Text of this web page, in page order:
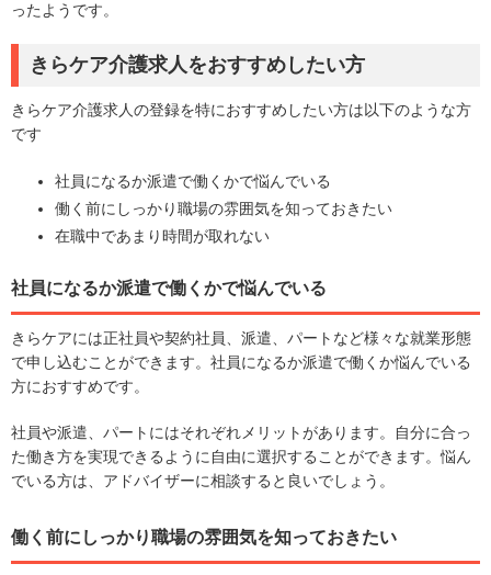
ったようです。
きらケア介護求人をおすすめしたい方
きらケア介護求人の登録を特におすすめしたい方は以下のような方
です
社員になるか派遣で働くかで悩んでいる
働く前にしっかり職場の雰囲気を知っておきたい
在職中であまり時間が取れない
社員になるか派遣で働くかで悩んでいる
きらケアには正社員や契約社員、派遣、パートなど様々な就業形態
で申し込むことができます。社員になるか派遣で働くか悩んでいる
方におすすめです。
社員や派遣、パートにはそれぞれメリットがあります。自分に合っ
た働き方を実現できるように自由に選択することができます。悩ん
でいる方は、アドバイザーに相談すると良いでしょう。
働く前にしっかり職場の雰囲気を知っておきたい